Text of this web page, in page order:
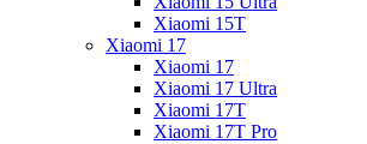
Xiaomi 15T
Xiaomi 17
Xiaomi 17
Xiaomi 17 Ultra
Xiaomi 17T
Xiaomi 17T Pro